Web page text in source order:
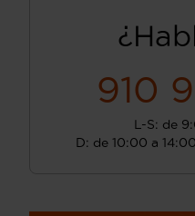
910
L-S: de
D: de 10:00 a